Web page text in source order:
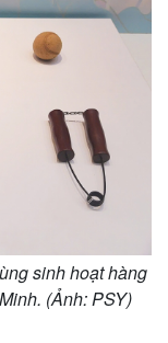
sinh hoạt hàng
(Ảnh: PSY)